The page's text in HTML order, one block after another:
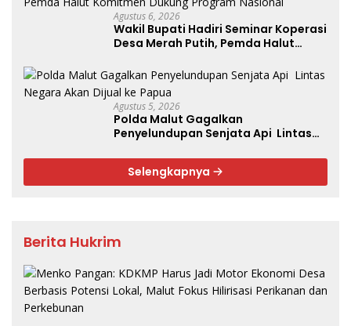
Agustus 6, 2026
Wakil Bupati Hadiri Seminar Koperasi
Desa Merah Putih, Pemda Halut
Nasional
Agustus 5, 2026
Polda Malut Gagalkan
Penyelundupan Senjata Api Lintas
Selengkapnya
Berita Hukrim